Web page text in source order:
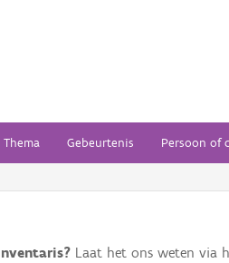
Thema Gebeurtenis Persoon of
Laat het ons weten via